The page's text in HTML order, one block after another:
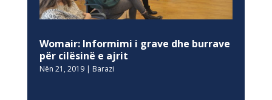
Womair: Informimi i grave dhe burrave
për cilësinë e ajrit
Nën 21, 2019| Barazi